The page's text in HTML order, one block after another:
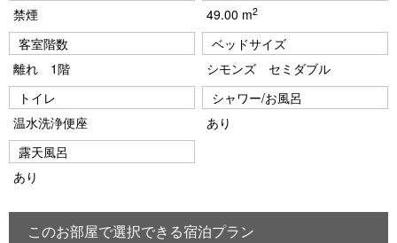
禁煙
49.00 m2
客室階数
離れ 1階
ベッドサイズ
シモンズ セミダブル
トイレ
温水洗浄便座
シャワー/お風呂
あり
露天風呂
あり
このお部屋で選択できる宿泊プラン